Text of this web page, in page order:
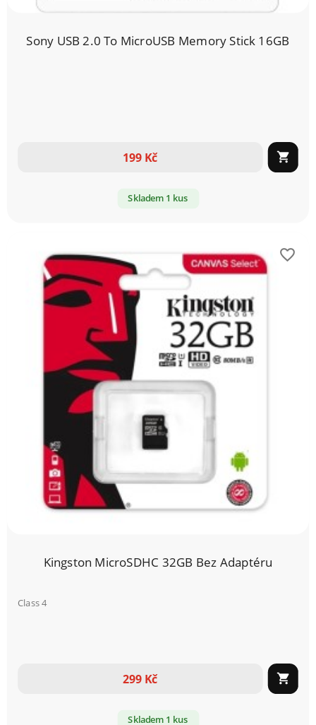
Sony USB 2.0 To MicroUSB Memory Stick 16GB
199 Kč 
Skladem 1 kus
Kingston MicroSDHC 32GB Bez Adaptéru
Class 4
299 Kč 
Skladem 1 kus
favorite_border